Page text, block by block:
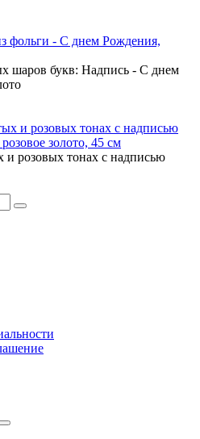
фольги - С днем Рождения,
шаров букв: Надпись - С днем
золото, 45 см
розовых тонах с надписью